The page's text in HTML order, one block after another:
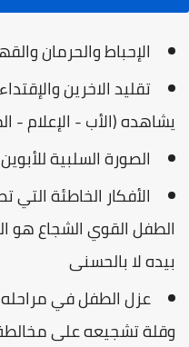
الإحباط والحرمان
تقليد الاخرين
يشاهده (الأب - الإعلام -
الصورة السلبية
الأفكار الخاطئة
الطفل القوي الشجاع هو
بيده لا بالحسنى
عزل الطفل في مراحله
وقلة تشجيعه على